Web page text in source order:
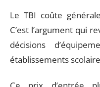
Le TBI coûte
C’est l’argument qui
décisions
établissements